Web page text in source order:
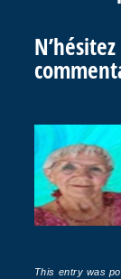
This entry was